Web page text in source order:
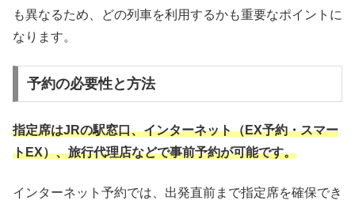
も異なるため、どの列車を利用するかも重要なポイントに
なります。
予約の必要性と方法
指定席はJRの駅窓口、インターネット（EX予約・スマー
トEX）、旅行代理店などで事前予約が可能です。
インターネット予約では、出発直前まで指定席を確保でき